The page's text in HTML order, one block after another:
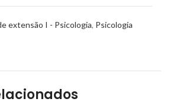
extensão I - Psicologia, Psicologia